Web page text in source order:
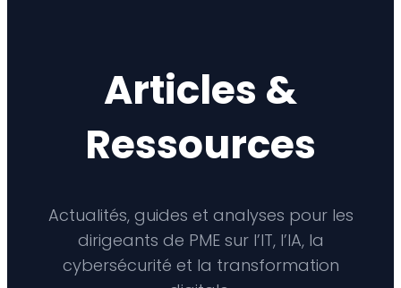
Articles &
Ressources
Actualités, guides et analyses pour les
dirigeants de PME sur l’IT, l’IA, la
cybersécurité et la transformation